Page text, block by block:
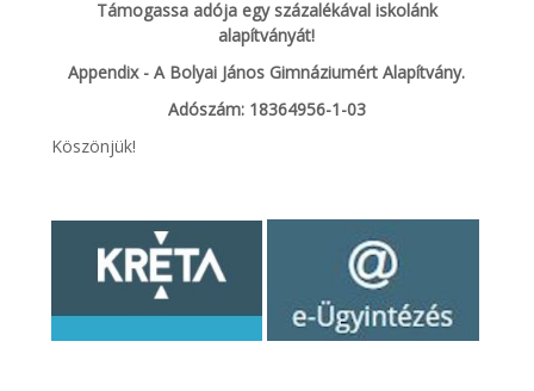
Támogassa adója egy százalékával iskolánk
alapítványát!
Appendix - A Bolyai János Gimnáziumért Alapítvány.
Adószám: 18364956-1-03
Köszönjük!